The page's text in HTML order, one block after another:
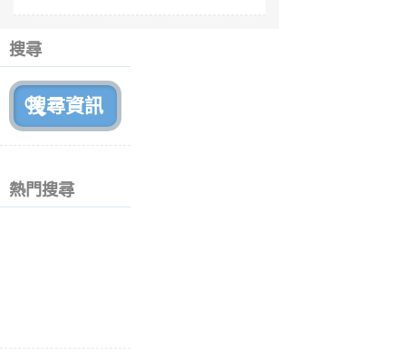
搜尋
熱門搜尋